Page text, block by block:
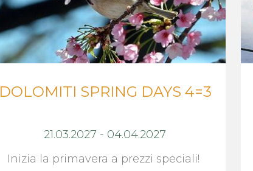
DOLOMITI SPRING DAYS 4=3
21.03.2027 - 04.04.2027
Inizia la primavera a prezzi speciali!